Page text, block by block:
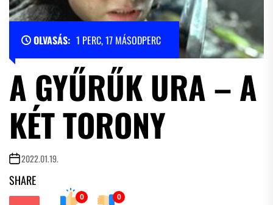
OLVASÁS: 1 PERC, 17 MÁSODPERC
A GYŰRŰK URA – A
KÉT TORONY
2022.01.19.
SHARE
0 0